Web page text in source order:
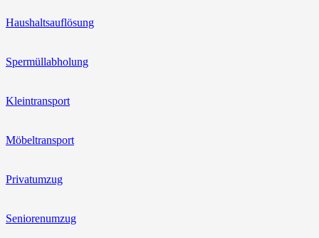
Haushaltsauflösung
Spermüllabholung
Kleintransport
Möbeltransport
Privatumzug
Seniorenumzug